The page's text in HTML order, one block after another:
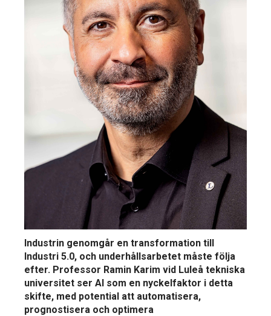
Industrin genomgår en transformation till
Industri 5.0, och underhållsarbetet måste följa
efter. Professor Ramin Karim vid Luleå tekniska
universitet ser AI som en nyckelfaktor i detta
skifte, med potential att automatisera,
prognostisera och optimera